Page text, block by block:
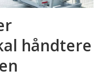
håndtere